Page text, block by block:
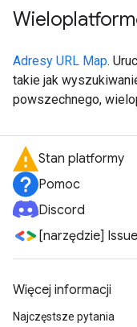
Adresy URL Map.
takie jak
powszechnego,
Stan platformy
Pomoc
Discord
[narzędzie]
Więcej informacji
Najczęstsze pytania